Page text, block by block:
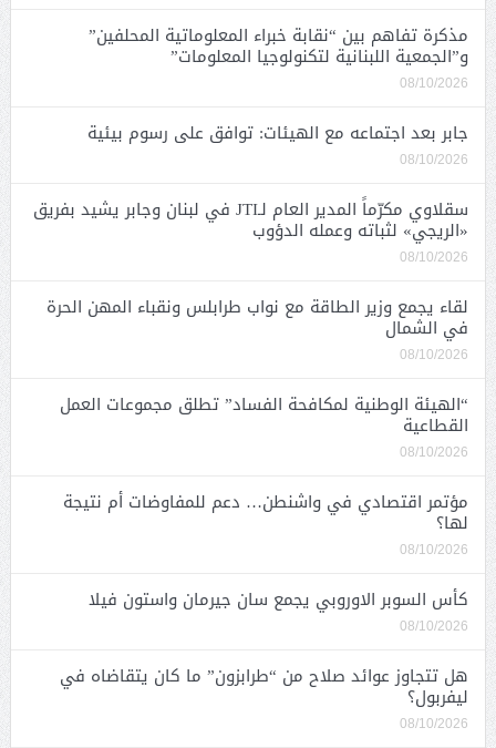
مذكرة تفاهم بين “نقابة خبراء المعلوماتية المحلفين”
و”الجمعية اللبنانية لتكنولوجيا المعلومات”
08/10/2026
جابر بعد اجتماعه مع الهيئات: توافق على رسوم بيئية
08/10/2026
سقلاوي مكرّماً المدير العام لـJTI في لبنان وجابر يشيد بفريق
«الريجي» لثباته وعمله الدؤوب
08/10/2026
لقاء يجمع وزير الطاقة مع نواب طرابلس ونقباء المهن الحرة
في الشمال
08/10/2026
“الهيئة الوطنية لمكافحة الفساد” تطلق مجموعات العمل
القطاعية
08/10/2026
مؤتمر اقتصادي في واشنطن… دعم للمفاوضات أم نتيجة
لها؟
08/10/2026
كأس السوبر الاوروبي يجمع سان جيرمان واستون فيلا
08/10/2026
هل تتجاوز عوائد صلاح من “طرابزون” ما كان يتقاضاه في
ليفربول؟
08/10/2026